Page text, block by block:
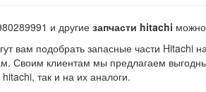
и другие запчасти hitachi
вам подобрать запасные части Hitachi
Своим клиентам мы предлагаем
так и на их аналоги.